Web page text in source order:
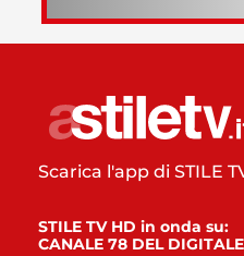
Scarica l'app di STILE
STILE TV HD in onda su:
CANALE 78 DEL DIGITALE